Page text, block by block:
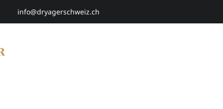
info@dryagerschweiz.ch